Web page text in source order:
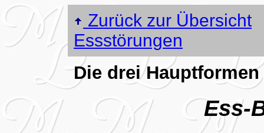
Zurück zur Übersicht
Essstörungen
Die drei
Ess-